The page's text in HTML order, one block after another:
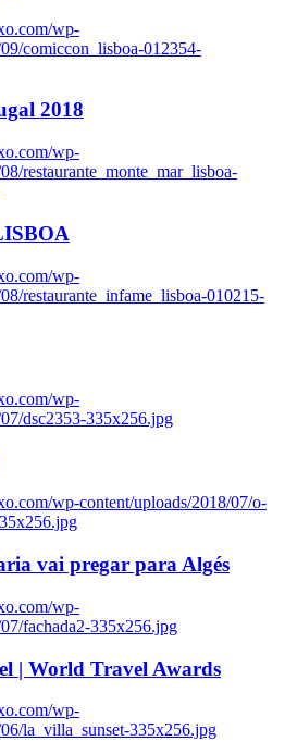
wp-
comiccon_lisboa-012354-
2018
wp-
restaurante_monte_mar_lisboa-
wp-
restaurante_infame_lisboa-010215-
wp-
dsc2353-335x256.jpg
wp-content/uploads/2018/07/o-
vai pregar para Algés
wp-
fachada2-335x256.jpg
| World Travel Awards
wp-
la_villa_sunset-335x256.jpg